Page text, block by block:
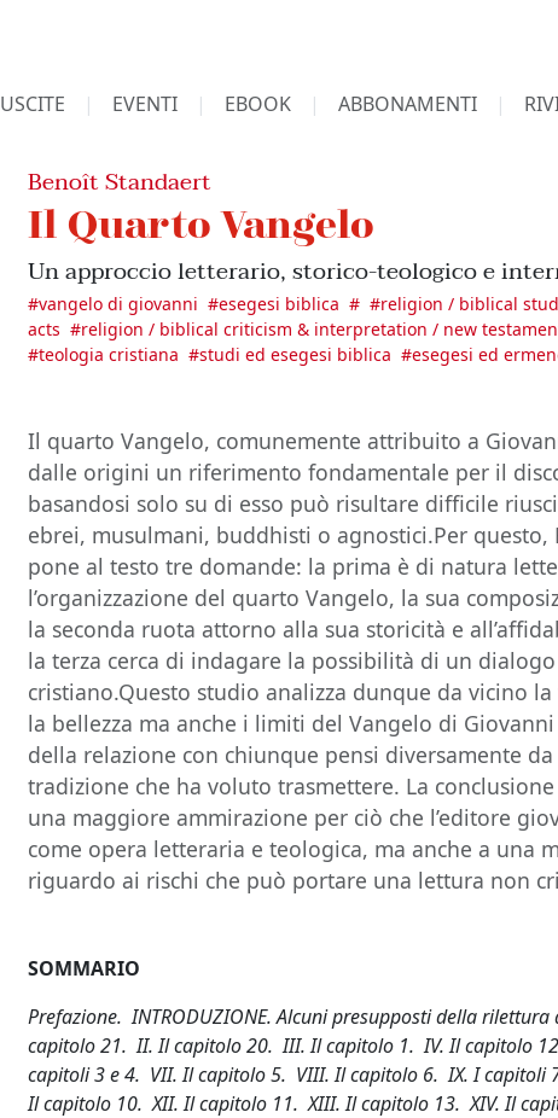
USCITE EVENTI EBOOK ABBONAMENTI
Benoît Standaert
Il Quarto Vangelo
Un approccio letterario, storico-teologico e
#vangelo di giovanni #esegesi biblica # #religion / biblical
acts #religion / biblical criticism & interpretation / new
#teologia cristiana #studi ed esegesi biblica #esegesi ed
Il quarto Vangelo, comunemente attribuito a
dalle origini un riferimento fondamentale per il
basandosi solo su di esso può risultare difficile
ebrei, musulmani, buddhisti o agnostici.Per questo,
pone al testo tre domande: la prima è di natura
l’organizzazione del quarto Vangelo, la sua
la seconda ruota attorno alla sua storicità e
la terza cerca di indagare la possibilità di un
cristiano.Questo studio analizza dunque da vicino
la bellezza ma anche i limiti del Vangelo di
della relazione con chiunque pensi diversamente
tradizione che ha voluto trasmettere. La
una maggiore ammirazione per ciò che l’editore
come opera letteraria e teologica, ma anche a una
riguardo ai rischi che può portare una lettura non
SOMMARIO
Prefazione. INTRODUZIONE. Alcuni presupposti della
capitolo 21. II. Il capitolo 20. III. Il capitolo 1. IV. Il capitolo
capitoli 3 e 4. VII. Il capitolo 5. VIII. Il capitolo 6. IX. I capitoli
Il capitolo 10. XII. Il capitolo 11. XIII. Il capitolo 13. XIV. Il